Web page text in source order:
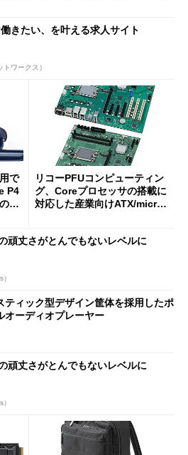
きたい、を叶える求人サイト
ワークス）
で
P4
59
リコーPFUコンピューティン
グ、Coreプロセッサの搭載に
対応した産業向けATX/micro
頑丈さがとんでもないレベルに
ティック型デザイン筐体を採用したポ
オーディオプレーヤー
頑丈さがとんでもないレベルに